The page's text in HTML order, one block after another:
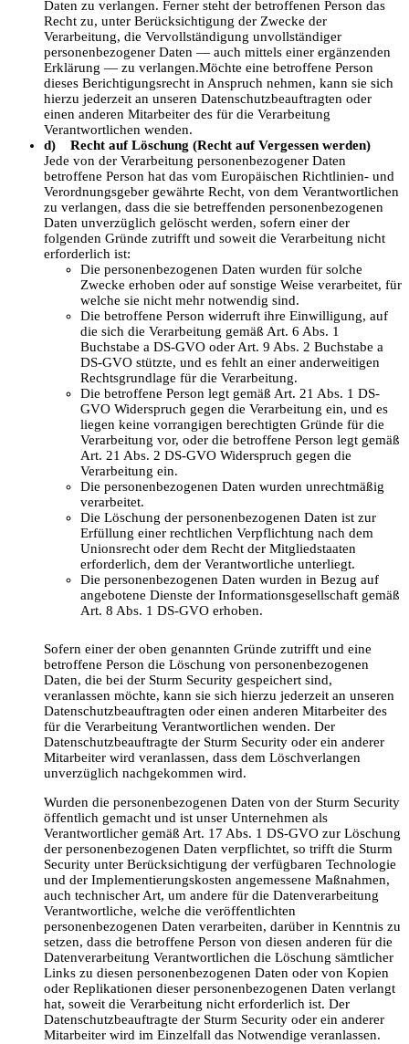
Daten zu verlangen. Ferner steht der betroffenen Person das
Recht zu, unter Berücksichtigung der Zwecke der
Verarbeitung, die Vervollständigung unvollständiger
personenbezogener Daten — auch mittels einer ergänzenden
Erklärung — zu verlangen.Möchte eine betroffene Person
dieses Berichtigungsrecht in Anspruch nehmen, kann sie sich
hierzu jederzeit an unseren Datenschutzbeauftragten oder
einen anderen Mitarbeiter des für die Verarbeitung
Verantwortlichen wenden.
d) Recht auf Löschung (Recht auf Vergessen werden)
Jede von der Verarbeitung personenbezogener Daten
betroffene Person hat das vom Europäischen Richtlinien- und
Verordnungsgeber gewährte Recht, von dem Verantwortlichen
zu verlangen, dass die sie betreffenden personenbezogenen
Daten unverzüglich gelöscht werden, sofern einer der
folgenden Gründe zutrifft und soweit die Verarbeitung nicht
erforderlich ist:
Die personenbezogenen Daten wurden für solche
Zwecke erhoben oder auf sonstige Weise verarbeitet, für
welche sie nicht mehr notwendig sind.
Die betroffene Person widerruft ihre Einwilligung, auf
die sich die Verarbeitung gemäß Art. 6 Abs. 1
Buchstabe a DS-GVO oder Art. 9 Abs. 2 Buchstabe a
DS-GVO stützte, und es fehlt an einer anderweitigen
Rechtsgrundlage für die Verarbeitung.
Die betroffene Person legt gemäß Art. 21 Abs. 1 DS-
GVO Widerspruch gegen die Verarbeitung ein, und es
liegen keine vorrangigen berechtigten Gründe für die
Verarbeitung vor, oder die betroffene Person legt gemäß
Art. 21 Abs. 2 DS-GVO Widerspruch gegen die
Verarbeitung ein.
Die personenbezogenen Daten wurden unrechtmäßig
verarbeitet.
Die Löschung der personenbezogenen Daten ist zur
Erfüllung einer rechtlichen Verpflichtung nach dem
Unionsrecht oder dem Recht der Mitgliedstaaten
erforderlich, dem der Verantwortliche unterliegt.
Die personenbezogenen Daten wurden in Bezug auf
angebotene Dienste der Informationsgesellschaft gemäß
Art. 8 Abs. 1 DS-GVO erhoben.
Sofern einer der oben genannten Gründe zutrifft und eine
betroffene Person die Löschung von personenbezogenen
Daten, die bei der Sturm Security gespeichert sind,
veranlassen möchte, kann sie sich hierzu jederzeit an unseren
Datenschutzbeauftragten oder einen anderen Mitarbeiter des
für die Verarbeitung Verantwortlichen wenden. Der
Datenschutzbeauftragte der Sturm Security oder ein anderer
Mitarbeiter wird veranlassen, dass dem Löschverlangen
unverzüglich nachgekommen wird.
Wurden die personenbezogenen Daten von der Sturm Security
öffentlich gemacht und ist unser Unternehmen als
Verantwortlicher gemäß Art. 17 Abs. 1 DS-GVO zur Löschung
der personenbezogenen Daten verpflichtet, so trifft die Sturm
Security unter Berücksichtigung der verfügbaren Technologie
und der Implementierungskosten angemessene Maßnahmen,
auch technischer Art, um andere für die Datenverarbeitung
Verantwortliche, welche die veröffentlichten
personenbezogenen Daten verarbeiten, darüber in Kenntnis zu
setzen, dass die betroffene Person von diesen anderen für die
Datenverarbeitung Verantwortlichen die Löschung sämtlicher
Links zu diesen personenbezogenen Daten oder von Kopien
oder Replikationen dieser personenbezogenen Daten verlangt
hat, soweit die Verarbeitung nicht erforderlich ist. Der
Datenschutzbeauftragte der Sturm Security oder ein anderer
Mitarbeiter wird im Einzelfall das Notwendige veranlassen.